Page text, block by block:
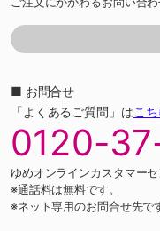
■ お問合せ
「よくあるご質問」はこ
0120-
ゆめオンラインカスタマー
※通話料は無料です。
※ネット専用のお問合せ先で